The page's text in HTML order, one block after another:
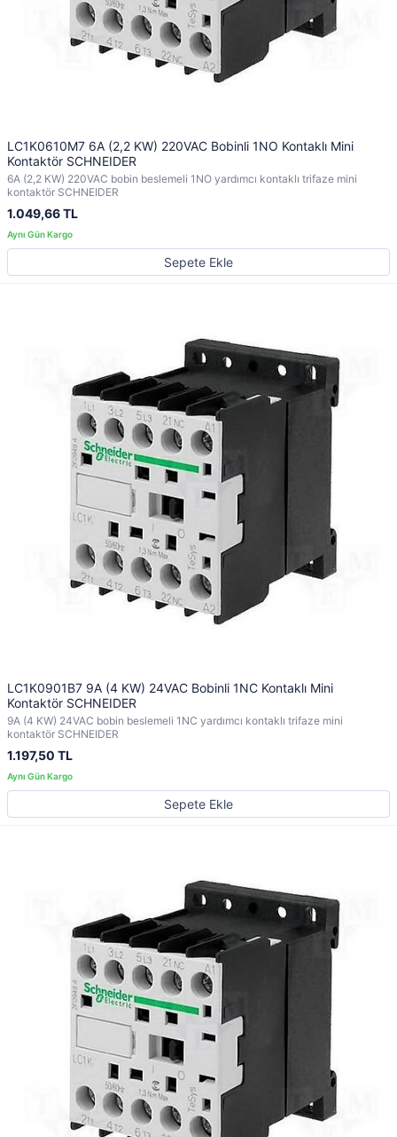
LC1K0610M7 6A (2,2 KW) 220VAC Bobinli 1NO Kontaklı Mini
Kontaktör SCHNEIDER
6A (2,2 KW) 220VAC bobin beslemeli 1NO yardımcı kontaklı trifaze mini
kontaktör SCHNEIDER
1.049,66 TL
Sepete Ekle
LC1K0901B7 9A (4 KW) 24VAC Bobinli 1NC Kontaklı Mini
Kontaktör SCHNEIDER
9A (4 KW) 24VAC bobin beslemeli 1NC yardımcı kontaklı trifaze mini
kontaktör SCHNEIDER
1.197,50 TL
Sepete Ekle